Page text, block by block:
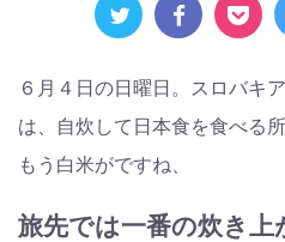
６月４日の日曜日。スロバキ
は、自炊して日本食を食べる
もう白米がですね、
旅先では一番の炊き上